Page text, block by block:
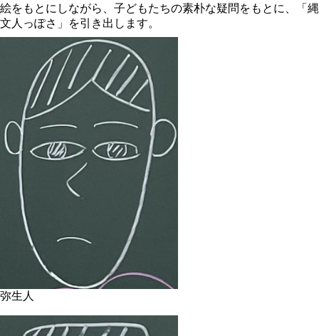
絵をもとにしながら、子どもたちの素朴な疑問をもとに、「縄
文人っぽさ」を引き出します。
弥生人